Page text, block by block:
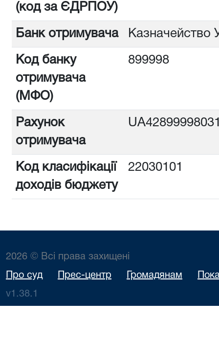
(код за ЄДРПОУ)
Банк отримувача Казначейство
Код банку
отримувача
(МФО)
899998
Рахунок
отримувача
Код класифікації
доходів бюджету
22030101
2026 © Всі права захищені
Про суд Прес-центр Громадянам
v1.38.1